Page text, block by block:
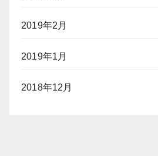
2019年2月
2019年1月
2018年12月